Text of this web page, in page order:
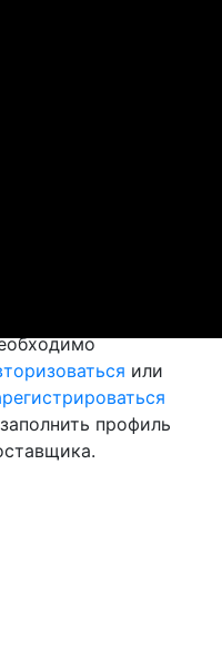
или
профиль